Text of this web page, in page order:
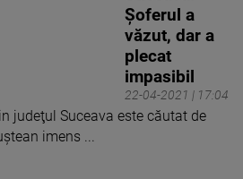
22-04-2021 | 17:04
Șoferul a
văzut, dar a
plecat
impasibil
judeţul Suceava este căutat de
imens ...